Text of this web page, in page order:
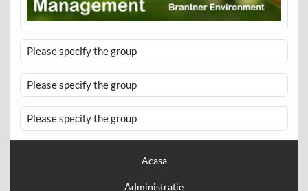
Please specify the group
Please specify the group
Please specify the group
Acasa
Administratie